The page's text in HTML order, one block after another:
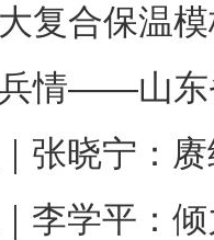
复合保温
情——山东
张晓宁：
李学平：